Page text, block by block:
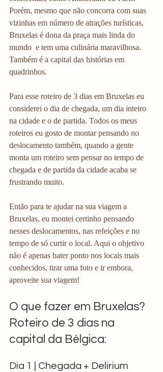
Porém, mesmo que não concorra com suas
vizinhas em número de atrações turísticas,
Bruxelas é dona da praça mais linda do
mundo  e tem uma culinária maravilhosa.
Também é a capital das histórias em
quadrinhos.
Para esse roteiro de 3 dias em Bruxelas eu
considerei o dia de chegada, um dia inteiro
na cidade e o de partida. Todos os meus
roteiros eu gosto de montar pensando no
deslocamento também, quando a gente
monta um roteiro sem pensar no tempo de
chegada e de partida da cidade acaba se
frustrando muito.
Então para te ajudar na sua viagem a
Bruxelas, eu montei certinho pensando
nesses deslocamentos, nas refeições e no
tempo de só curtir o local. Aqui o objetivo
não é apenas bater ponto nos locais mais
conhecidos, tirar uma foto e ir embora,
aproveite sua viagem!
O que fazer em Bruxelas?
Roteiro de 3 dias na
capital da Bélgica:
Dia 1 | Chegada + Delirium